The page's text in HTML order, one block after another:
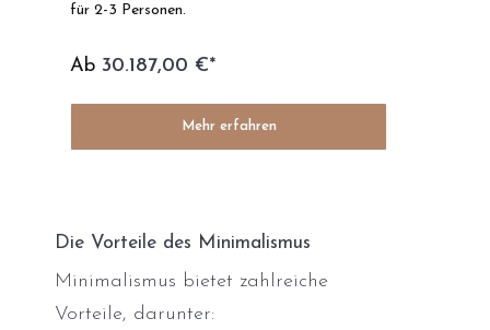
für 2-3 Personen.
Ab 30.187,00 €*
Mehr erfahren
Die Vorteile des Minimalismus
Minimalismus bietet zahlreiche
Vorteile, darunter: